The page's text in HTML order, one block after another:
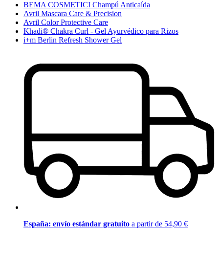
BEMA COSMETICI Champú Anticaída
Avril Mascara Care & Precision
Avril Color Protective Care
Khadi® Chakra Curl - Gel Ayurvédico para Rizos
i+m Berlin Refresh Shower Gel
España: envío estándar gratuito a partir de 54,90 €